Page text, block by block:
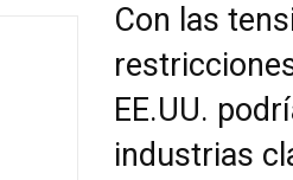
Con las
EE.UU.
industrias